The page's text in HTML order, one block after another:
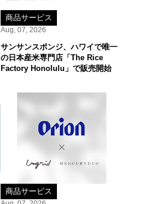
商品サービス
Aug, 07, 2026
サンサンスポンジ、ハワイで唯一
の日本産米専門店「The Rice
Factory Honolulu」で販売開始
商品サービス